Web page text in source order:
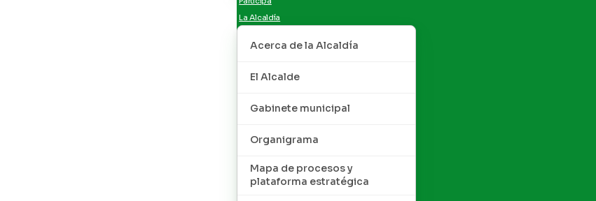
La Alcaldía
Acerca de la Alcaldía
El Alcalde
Gabinete municipal
Organigrama
Mapa de procesos y
plataforma estratégica